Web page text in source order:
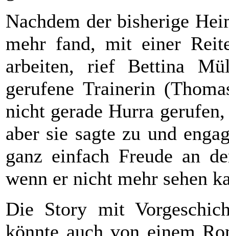
Nachdem der bisherige
mehr fand, mit einer
arbeiten, rief Bettina
gerufene Trainerin
nicht gerade Hurra
aber sie sagte zu und
ganz einfach Freude an
wenn er nicht mehr sehen
Die Story mit
könnte auch von einem